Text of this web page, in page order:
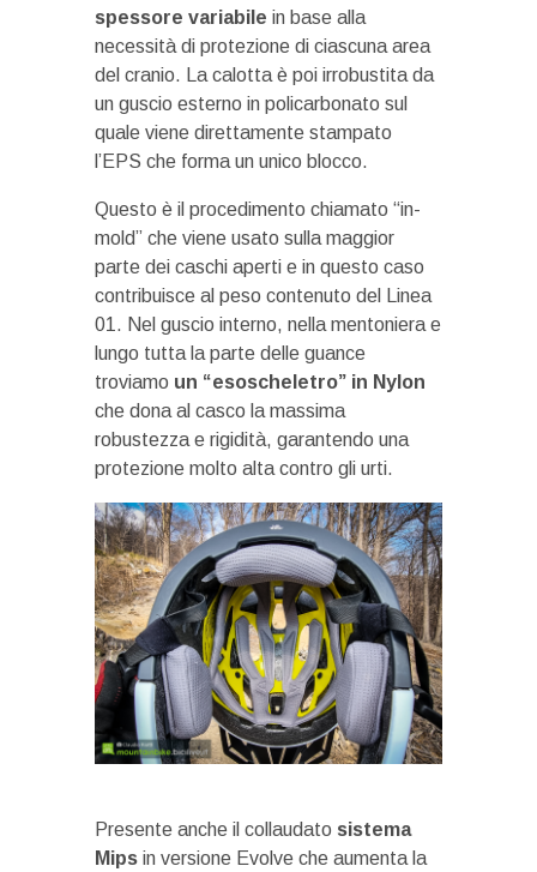
spessore variabile in base alla
necessità di protezione di ciascuna area
del cranio. La calotta è poi irrobustita da
un guscio esterno in policarbonato sul
quale viene direttamente stampato
l’EPS che forma un unico blocco.
Questo è il procedimento chiamato “in-
mold” che viene usato sulla maggior
parte dei caschi aperti e in questo caso
contribuisce al peso contenuto del Linea
01. Nel guscio interno, nella mentoniera e
lungo tutta la parte delle guance
troviamo un “esoscheletro” in Nylon
che dona al casco la massima
robustezza e rigidità, garantendo una
protezione molto alta contro gli urti.
Presente anche il collaudato sistema
Mips in versione Evolve che aumenta la